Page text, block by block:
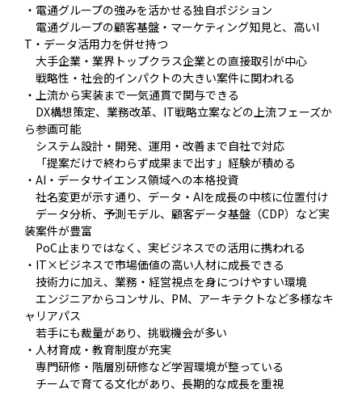
・電通グループの強みを活かせる独自ポジション
電通グループの顧客基盤・マーケティング知見と、高いI
T・データ活用力を併せ持つ
大手企業・業界トップクラス企業との直接取引が中心
戦略性・社会的インパクトの大きい案件に関われる
・上流から実装まで一気通貫で関与できる
DX構想策定、業務改革、IT戦略立案などの上流フェーズか
ら参画可能
システム設計・開発、運用・改善まで自社で対応
「提案だけで終わらず成果まで出す」経験が積める
・AI・データサイエンス領域への本格投資
社名変更が示す通り、データ・AIを成長の中核に位置付け
データ分析、予測モデル、顧客データ基盤（CDP）など実
装案件が豊富
PoC止まりではなく、実ビジネスでの活用に携われる
・IT×ビジネスで市場価値の高い人材に成長できる
技術力に加え、業務・経営視点を身につけやすい環境
エンジニアからコンサル、PM、アーキテクトなど多様なキ
ャリアパス
若手にも裁量があり、挑戦機会が多い
・人材育成・教育制度が充実
専門研修・階層別研修など学習環境が整っている
チームで育てる文化があり、長期的な成長を重視